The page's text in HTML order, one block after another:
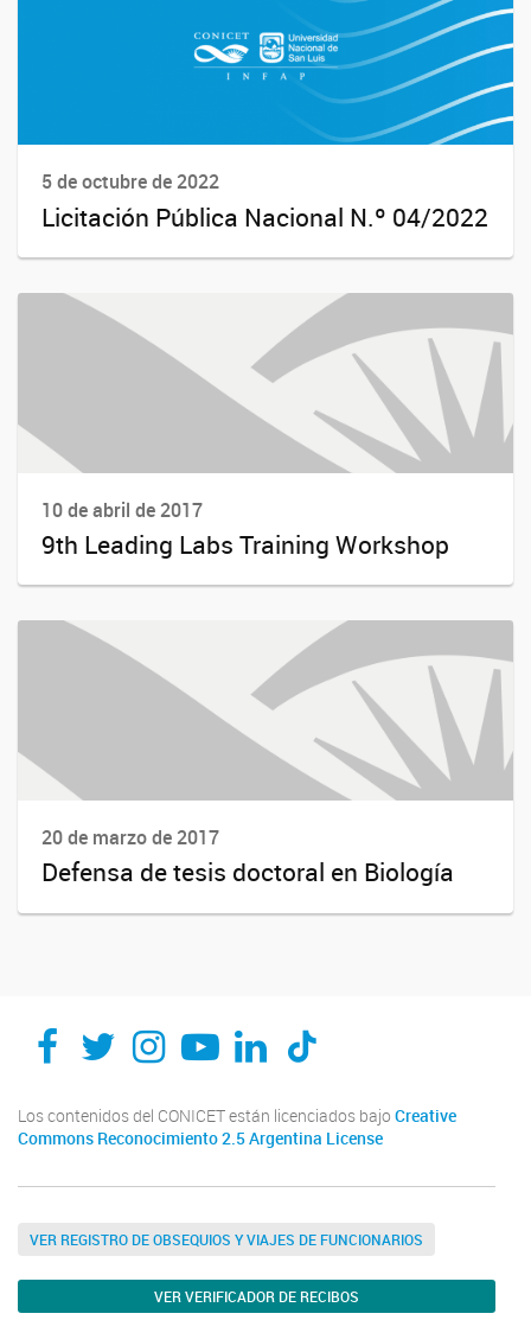
5 de octubre de 2022
Licitación Pública Nacional N.º 04/2022
10 de abril de 2017
9th Leading Labs Training Workshop
20 de marzo de 2017
Defensa de tesis doctoral en Biología
Los contenidos del CONICET están licenciados bajo Creative
Commons Reconocimiento 2.5 Argentina License
VER REGISTRO DE OBSEQUIOS Y VIAJES DE FUNCIONARIOS
VER VERIFICADOR DE RECIBOS